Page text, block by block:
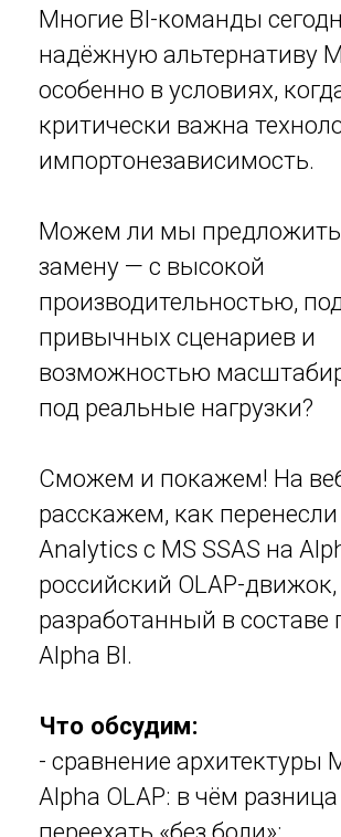
производительностью, поддержкой
привычных сценариев и
возможностью масштабироваться
под реальные нагрузки?
Сможем и покажем! На вебинаре мы
расскажем, как перенесли Retail
российский OLAP-движок,
разработанный в составе платформы
Alpha BI.
Что обсудим:
- сравнение архитектуры MS SSAS и
Alpha OLAP: в чём разница и как
- как построили аналитическое
PostgreSQL и Alpha OLAP;
аналитика в Excel на 150+ млн строк.
Покажем кейс на 1 миллиард строк в
Excel.
Спикеры:
разработки Alpha BI, эксперт по
федерального уровня, ведущий эфира;
Антон Лавров - основатель Lasmart,